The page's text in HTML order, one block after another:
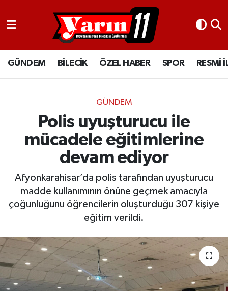
GÜNDEM BİLECİK ÖZEL HABER SPOR RESMİ
GÜNDEM
Polis uyuşturucu ile
mücadele eğitimlerine
devam ediyor
Afyonkarahisar’da polis tarafından uyuşturucu
madde kullanımının önüne geçmek amacıyla
çoğunluğunu öğrencilerin oluşturduğu 307 kişiye
eğitim verildi.
GÜNDEM
BİLECİK
SPOR
RESMİ İLANLAR
Bilecik Nöbetçi Eczaneler
Bilecik Hava Durumu
Bilecik Trafik Yoğunluk Haritası
Süper Lig Puan Durumu ve Fikstür
Son Dakika Haberleri